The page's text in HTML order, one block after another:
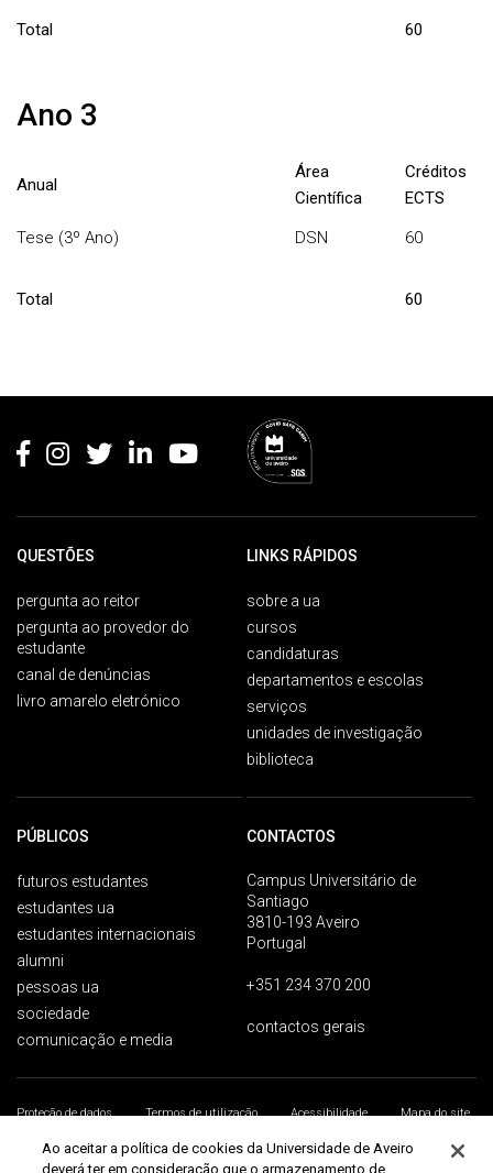
Total 60
Ano 3
Anual
Área
Científica
Créditos
ECTS
Tese (3º Ano)
DSN 60
Total 60
QUESTÕES
pergunta ao reitor
pergunta ao provedor do
estudante
canal de denúncias
livro amarelo eletrónico
LINKS RÁPIDOS
sobre a ua
cursos
candidaturas
departamentos e escolas
serviços
unidades de investigação
biblioteca
PÚBLICOS
futuros estudantes
estudantes ua
estudantes internacionais
alumni
pessoas ua
sociedade
comunicação e media
CONTACTOS
Campus Universitário de
Santiago
3810-193 Aveiro
Portugal
+351 234 370 200
contactos gerais
Proteção de dados Termos de utilização Acessibilidade
Mapa do site
Universidade de Aveiro 2026
Ao aceitar a política de cookies da Universidade de Aveiro
deverá ter em consideração que o armazenamento de